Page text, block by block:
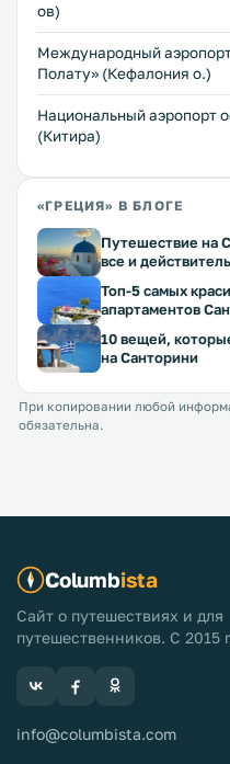
ов)
Международный
Полату» (Кефалония о.)
Национальный аэропорт
(Китира)
«ГРЕЦИЯ» В БЛОГЕ
Путешествие на
все и
Топ-5 самых
апартаментов
10 вещей,
на Санторини
При копировании любой
обязательна.
Columbista
Сайт о путешествиях и для
путешественников. С 2015
info@columbista.com